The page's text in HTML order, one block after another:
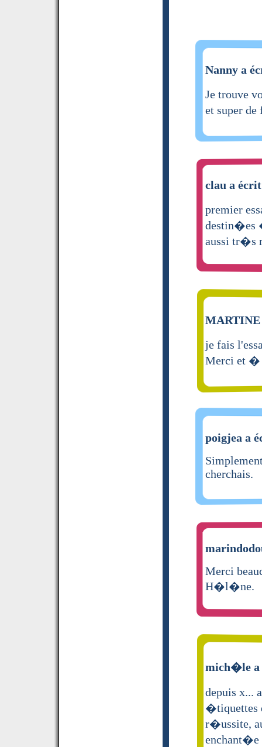
Nanny a
Je trouve
et super
clau a
premier
destin�es
aussi tr�s
je fais
Merci et
poigjea a
cherchais.
Merci
H�l�ne.
mich�le
depuis x...
�tiquettes
r�ussite,
enchant�e